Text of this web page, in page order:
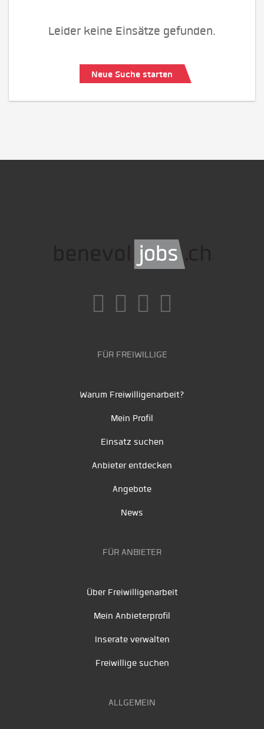
Leider keine Einsätze gefunden.
Neue Suche starten
FÜR FREIWILLIGE
Warum Freiwilligenarbeit?
Mein Profil
Einsatz suchen
Anbieter entdecken
Angebote
News
FÜR ANBIETER
Über Freiwilligenarbeit
Mein Anbieterprofil
Inserate verwalten
Freiwillige suchen
ALLGEMEIN